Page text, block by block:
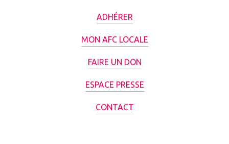
ADHÉRER
MON AFC LOCALE
FAIRE UN DON
ESPACE PRESSE
CONTACT